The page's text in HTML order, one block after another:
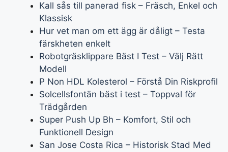
Kall sås till panerad fisk – Fräsch, Enkel och
Klassisk
Hur vet man om ett ägg är dåligt – Testa
färskheten enkelt
Robotgräsklippare Bäst I Test – Välj Rätt
Modell
P Non HDL Kolesterol – Förstå Din Riskprofil
Solcellsfontän bäst i test – Toppval för
Trädgården
Super Push Up Bh – Komfort, Stil och
Funktionell Design
San Jose Costa Rica – Historisk Stad Med